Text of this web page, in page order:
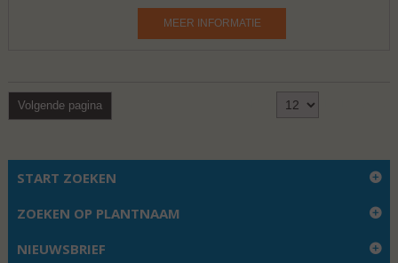
MEER INFORMATIE
Volgende pagina
START ZOEKEN
ZOEKEN OP PLANTNAAM
NIEUWSBRIEF